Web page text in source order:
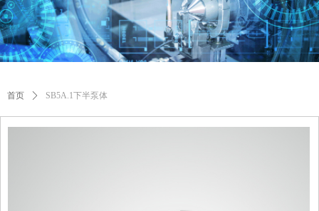
首页 ꄲ SB5A.1下半泵体